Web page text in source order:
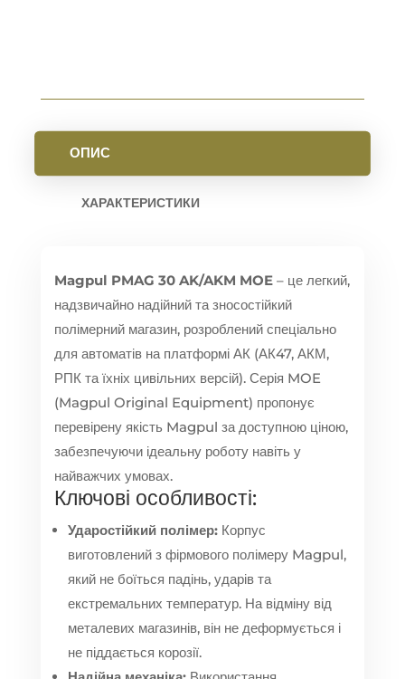
ОПИС
ХАРАКТЕРИСТИКИ
Magpul PMAG 30 AK/AKM MOE– це легкий,
надзвичайно надійний та зносостійкий
полімерний магазин, розроблений спеціально
для автоматів на платформі АК (АК47, АКМ,
РПК та їхніх цивільних версій). Серія MOE
(Magpul Original Equipment) пропонує
перевірену якість Magpul за доступною ціною,
забезпечуючи ідеальну роботу навіть у
найважчих умовах.
Ключові особливості:
Ударостійкий полімер:Корпус
виготовлений з фірмового полімеру Magpul,
який не боїться падінь, ударів та
екстремальних температур. На відміну від
металевих магазинів, він не деформується і
не піддається корозії.